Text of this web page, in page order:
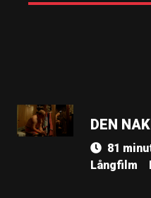
DEN
81
Långfilm